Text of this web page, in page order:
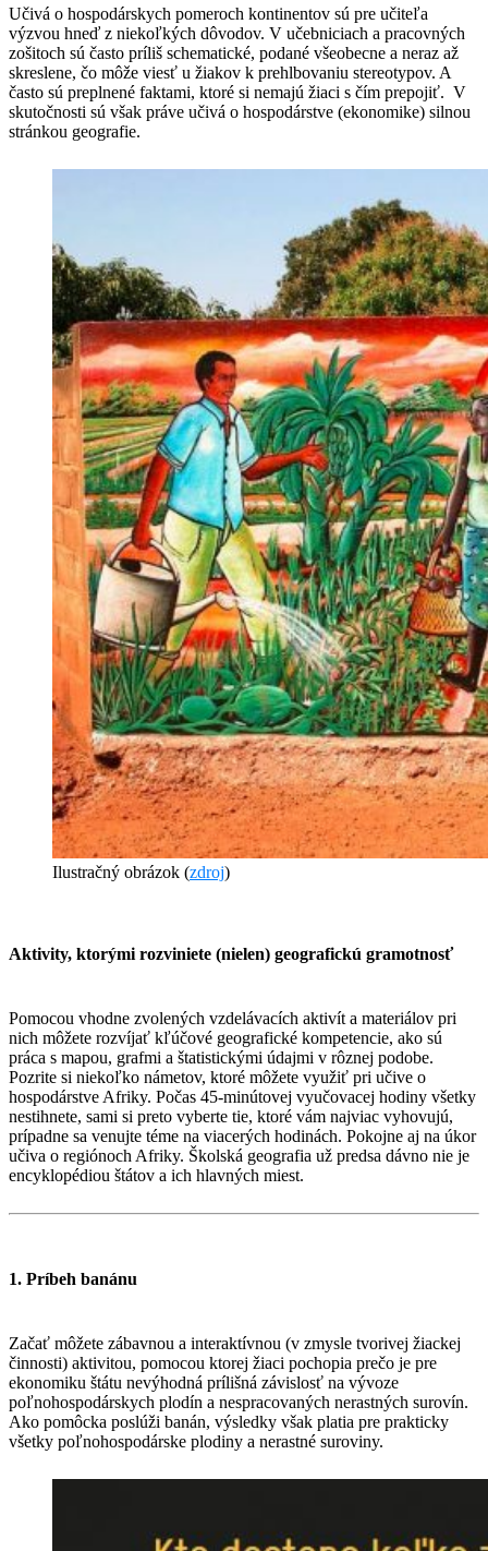
Učivá o hospodárskych pomeroch kontinentov sú pre učiteľa
výzvou hneď z niekoľkých dôvodov. V učebniciach a pracovných
zošitoch sú často príliš schematické, podané všeobecne a neraz až
skreslene, čo môže viesť u žiakov k prehlbovaniu stereotypov. A
často sú preplnené faktami, ktoré si nemajú žiaci s čím prepojiť. V
skutočnosti sú však práve učivá o hospodárstve (ekonomike) silnou
stránkou geografie.
Ilustračný obrázok (zdroj)
Aktivity, ktorými rozviniete (nielen) geografickú gramotnosť
​Pomocou vhodne zvolených vzdelávacích aktivít a materiálov pri
nich môžete rozvíjať kľúčové geografické kompetencie, ako sú
práca s mapou, grafmi a štatistickými údajmi v rôznej podobe.
Pozrite si niekoľko námetov, ktoré môžete využiť pri učive o
hospodárstve Afriky. Počas 45-minútovej vyučovacej hodiny všetky
nestihnete, sami si preto vyberte tie, ktoré vám najviac vyhovujú,
prípadne sa venujte téme na viacerých hodinách. Pokojne aj na úkor
učiva o regiónoch Afriky. Školská geografia už predsa dávno nie je
encyklopédiou štátov a ich hlavných miest.
1. Príbeh banánu
Začať môžete zábavnou a interaktívnou (v zmysle tvorivej žiackej
činnosti) aktivitou, pomocou ktorej žiaci pochopia prečo je pre
ekonomiku štátu nevýhodná prílišná závislosť na vývoze
poľnohospodárskych plodín a nespracovaných nerastných surovín.
Ako pomôcka poslúži banán, výsledky však platia pre prakticky
všetky poľnohospodárske plodiny a nerastné suroviny. ​